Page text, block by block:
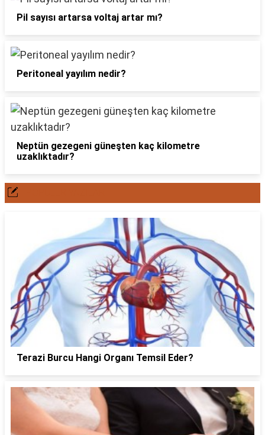
Pil sayısı artarsa voltaj artar mı?
Peritoneal yayılım nedir?
Neptün gezegeni güneşten kaç kilometre
uzaklıktadır?
Terazi Burcu Hangi Organı Temsil Eder?